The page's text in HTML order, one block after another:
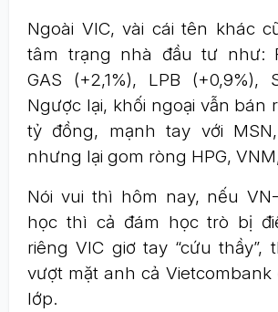
Ngoài VIC, vài cái tên khác
tâm trạng nhà đầu tư như:
GAS (+2,1%), LPB (+0,9%),
Ngược lại, khối ngoại vẫn bán
tỷ đồng, mạnh tay với
nhưng lại gom ròng HPG,
Nói vui thì hôm nay, nếu
học thì cả đám học trò bị
riêng VIC giơ tay “cứu thầy”,
vượt mặt anh cả Vietcombank
lớp.